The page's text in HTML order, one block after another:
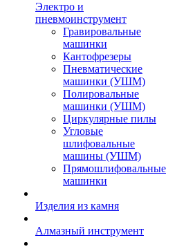
Электро и
пневмоинструмент
Гравировальные
машинки
Кантофрезеры
Пневматические
машинки (УШМ)
Полировальные
машинки (УШМ)
Циркулярные пилы
Угловые
шлифовальные
машины (УШМ)
Прямошлифовальные
машинки
Изделия из камня
Алмазный инструмент